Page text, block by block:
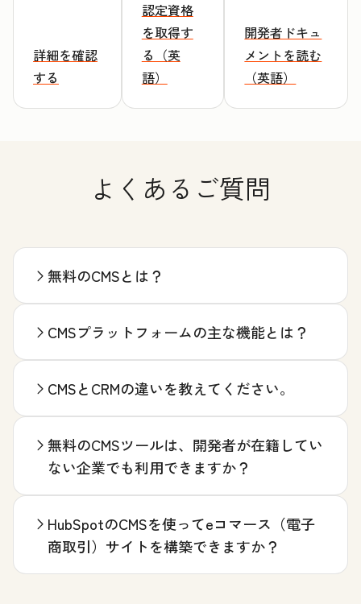
詳細を確認
する
認定資格
を取得す
る（英
語）
開発者ドキュ
メントを読む
（英語）
よくあるご質問
無料のCMSとは？
CMSプラットフォームの主な機能とは？
CMSとCRMの違いを教えてください。
無料のCMSツールは、開発者が在籍してい
ない企業でも利用できますか？
HubSpotのCMSを使ってeコマース（電子
商取引）サイトを構築できますか？